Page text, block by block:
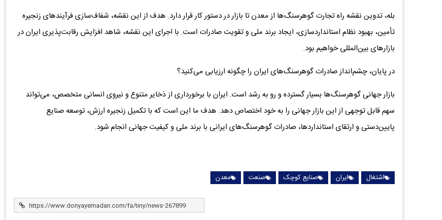
بله، تدوین نقشه راه تجارت گوهرسنگ‌ها از معدن تا بازار در دستور کار قرار دارد. هدف از این نقشه، شفاف‌سازی فرآیندهای زنجیره
تأمین، بهبود نظام استانداردسازی، ایجاد برند ملی و تقویت صادرات است. با اجرای این نقشه، شاهد افزایش رقابت‌پذیری ایران در
بازارهای بین‌المللی خواهیم بود.
در پایان، چشم‌انداز صادرات گوهرسنگ‌های ایران را چگونه ارزیابی می‌کنید؟
بازار جهانی گوهرسنگ‌ها بسیار گسترده و رو به رشد است. ایران با برخورداری از ذخایر متنوع و نیروی انسانی متخصص، می‌تواند
سهم قابل توجهی از این بازار جهانی را به خود اختصاص دهد. هدف ما این است که با تکمیل زنجیره ارزش، توسعه صنایع
پایین‌دستی و ارتقای استانداردها، صادرات گوهرسنگ‌های ایرانی با برند ملی و کیفیت جهانی انجام شود.
اشتغال ایران صنایع کوچک صنعت معدن